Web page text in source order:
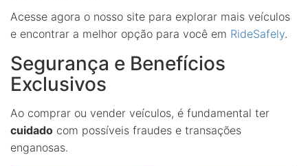
Acesse agora o nosso site para explorar mais veículos
e encontrar a melhor opção para você em RideSafely.
Segurança e Benefícios
Exclusivos
Ao comprar ou vender veículos, é fundamental ter
cuidado com possíveis fraudes e transações
enganosas.